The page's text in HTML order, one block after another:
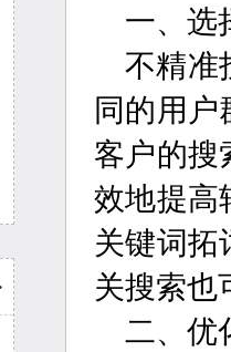
一、选
不精准
同的用
客户的搜
效地提高
关键词拓
关搜索也
二、优